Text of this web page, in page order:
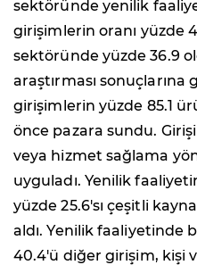
sektöründe yenilik
girişimlerin oranı yüzde
sektöründe yüzde 36.9
araştırması
girişimlerin yüzde 85.1
önce pazara sundu.
veya hizmet sağlama
uyguladı. Yenilik
yüzde 25.6'sı çeşitli
aldı. Yenilik faaliyetinde
40.4'ü diğer girişim, kişi